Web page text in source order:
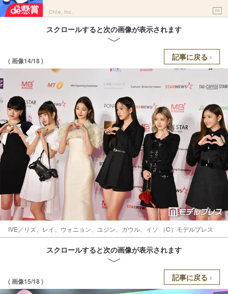
Ohte, Inc. PR
スクロールすると次の画像が表示されます
( 画像14/18 ) 記事に戻る
IVE／リズ、レイ、ウォニョン、ユジン、ガウル、イソ （C）モデルプレス
スクロールすると次の画像が表示されます
( 画像15/18 ) 記事に戻る